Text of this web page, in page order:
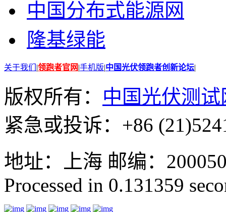
中国分布式能源网
隆基绿能
关于我们 |领跑者官网|手机版|中国光伏领跑者创新论坛|
版权所有： 中国光伏测试
紧急或投诉：+86
地址：上海 邮编：
Processed in 0.131359